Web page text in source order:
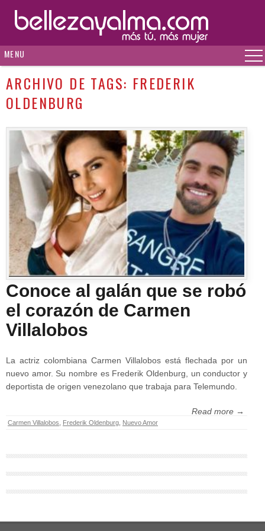
MENU
ARCHIVO DE TAGS: FREDERIK
OLDENBURG
Conoce al galán que se robó
el corazón de Carmen
Villalobos
La actriz colombiana Carmen Villalobos está flechada por un
nuevo amor. Su nombre es Frederik Oldenburg, un conductor y
deportista de origen venezolano que trabaja para Telemundo.
Read more →
Carmen Villalobos Frederik Oldenburg Nuevo Amor